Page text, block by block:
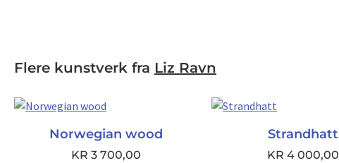
Flere kunstverk fra Liz Ravn
Norwegian wood
KR 3 700,00
Strandhatt
KR 4 000,00